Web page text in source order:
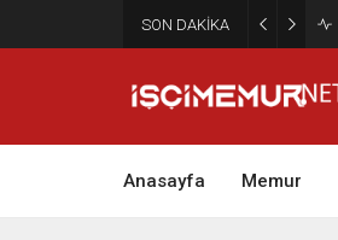
SON DAKİKA
Anasayfa Memur